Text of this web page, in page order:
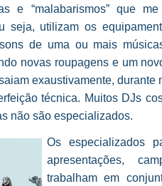
e “malabarismos” que
seja, utilizam os
de uma ou mais
novas roupagens e um
exaustivamente, durante
técnica. Muitos DJs
não são especializados.
Os especializados
apresentações,
trabalham em